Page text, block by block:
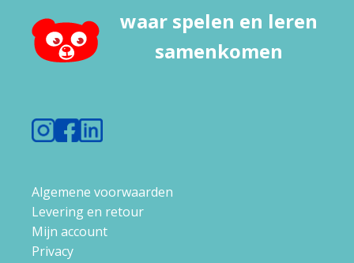
waar spelen en leren
samenkomen
Algemene voorwaarden
Levering en retour
Mijn account
Privacy